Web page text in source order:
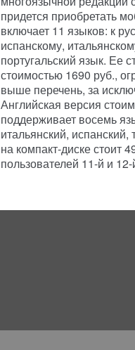
придется приобретать
включает 11 языков: к
испанскому,
португальский язык. Ее
стоимостью 1690 руб.,
выше перечень, за
Английская версия
поддерживает восемь
итальянский,
на компакт-диске стоит
пользователей 11-й и